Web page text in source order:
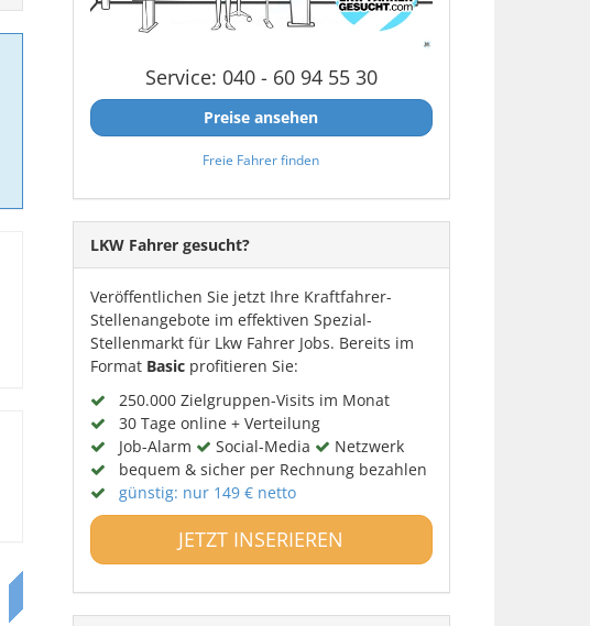
Service: 040 - 60 94 55 30
Preise ansehen
Freie Fahrer finden
LKW Fahrer gesucht?
Veröffentlichen Sie jetzt Ihre Kraftfahrer-
Stellenangebote im effektiven Spezial-
Stellenmarkt für Lkw Fahrer Jobs. Bereits im
Format Basicprofitieren Sie:
250.000 Zielgruppen-Visits im Monat
30 Tage online + Verteilung
Job-Alarm
Social-Media
Netzwerk
bequem & sicher per Rechnung bezahlen
günstig: nur 149 € netto
JETZT INSERIEREN